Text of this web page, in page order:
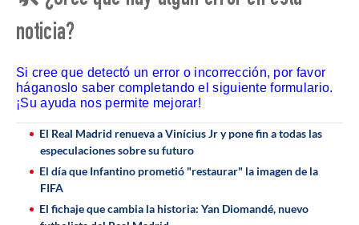
noticia?
Si cree que detectó un error o incorrección, por favor
háganoslo saber completando el siguiente formulario.
¡Su ayuda nos permite mejorar!
El Real Madrid renueva a Vinícius Jr y pone fin a todas las
especulaciones sobre su futuro
El día que Infantino prometió "restaurar" la imagen de la
FIFA
El fichaje que cambia la historia: Yan Diomandé, nuevo